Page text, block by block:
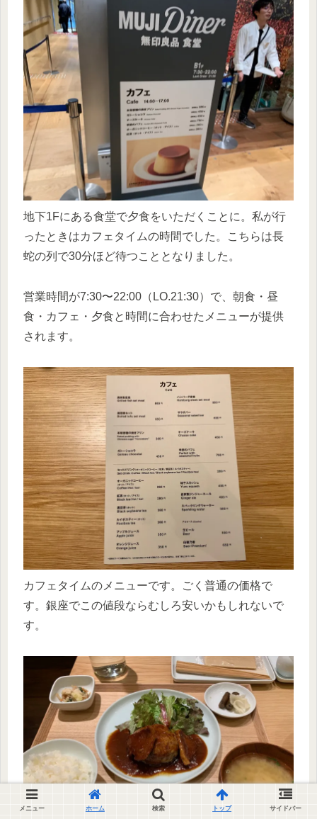
地下1Fにある食堂で夕食をいただくことに。私が行
ったときはカフェタイムの時間でした。こちらは長
蛇の列で30分ほど待つこととなりました。
営業時間が7:30〜22:00（LO.21:30）で、朝食・昼
食・カフェ・夕食と時間に合わせたメニューが提供
されます。
カフェタイムのメニューです。ごく普通の価格で
す。銀座でこの値段ならむしろ安いかもしれないで
す。
メニュー ホーム 検索 トップ サイドバー